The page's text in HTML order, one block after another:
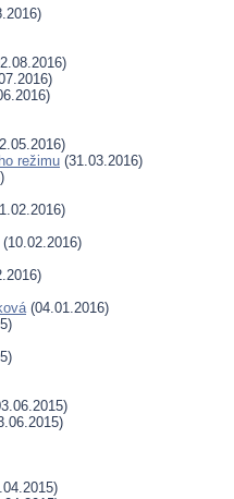
režimu (31.03.2016)
(10.02.2016)
(04.01.2016)